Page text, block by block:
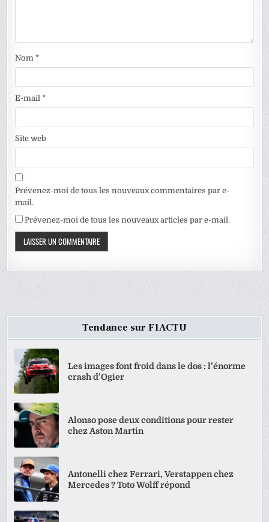
Nom*
E-mail*
Site web
Prévenez-moi de tous les nouveaux commentaires par e-
mail.
Prévenez-moi de tous les nouveaux articles par e-mail.
Tendance sur F1ACTU
Les images font froid dans le dos : l’énorme
crash d’Ogier
Alonso pose deux conditions pour rester
chez Aston Martin
Antonelli chez Ferrari, Verstappen chez
Mercedes ? Toto Wolff répond